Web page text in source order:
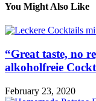
You Might Also Like
“Great taste, no
alkoholfreie
February 23, 2020